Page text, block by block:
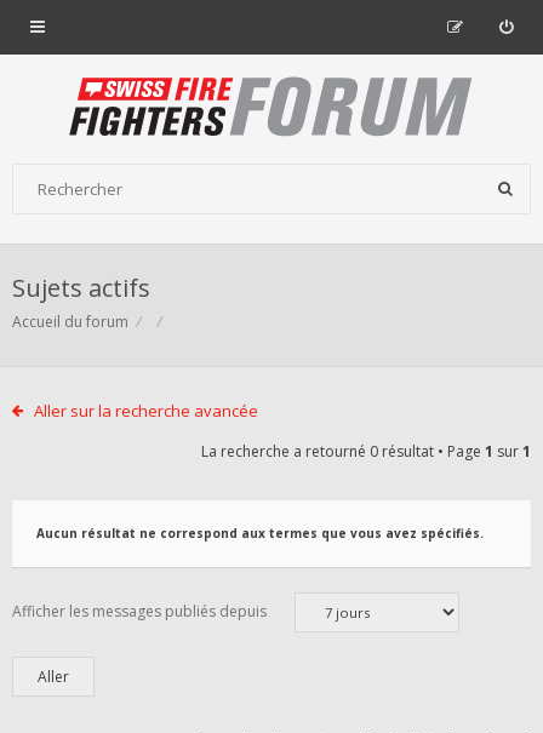
Sujets actifs
Accueil du forum
Aller sur la recherche avancée
La recherche a retourné 0 résultat • Page 1 sur1
Aucun résultat ne correspond aux termes que vous avez spécifiés.
Afficher les messages publiés depuis